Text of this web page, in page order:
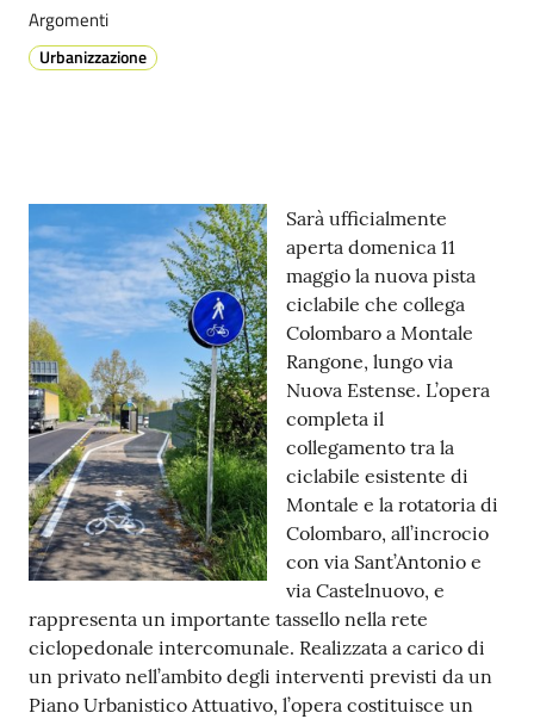
A
l
l
e
t
e
o
Tutti
gli
argomenti...
Seguici
su
Argomenti
Urbanizzazione
Contenuto
Sarà ufficialmente
aperta domenica 11
maggio la nuova pista
ciclabile che collega
Colombaro a Montale
Rangone, lungo via
Nuova Estense. L’opera
completa il
collegamento tra la
ciclabile esistente di
Montale e la rotatoria di
Colombaro, all’incrocio
con via Sant’Antonio e
via Castelnuovo, e
rappresenta un importante tassello nella rete
ciclopedonale intercomunale. Realizzata a carico di
un privato nell’ambito degli interventi previsti da un
Piano Urbanistico Attuativo, l’opera costituisce un